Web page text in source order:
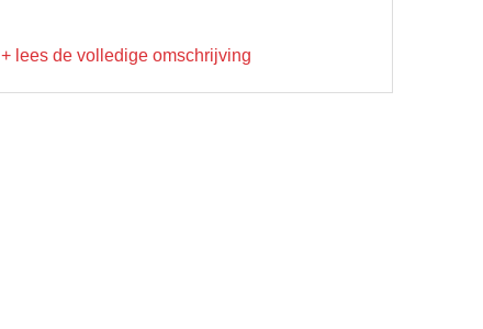
+ lees de volledige omschrijving